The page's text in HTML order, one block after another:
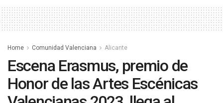
Home Comunidad Valenciana Alicante
Escena Erasmus, premio de
Honor de las Artes Escénicas